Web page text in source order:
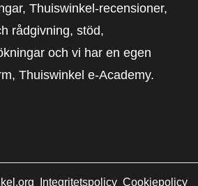
Thuiswinkel-recensioner,
rådgivning, stöd,
och vi har en egen
Thuiswinkel e-Academy.
Integritetspolicy Cookiepolicy